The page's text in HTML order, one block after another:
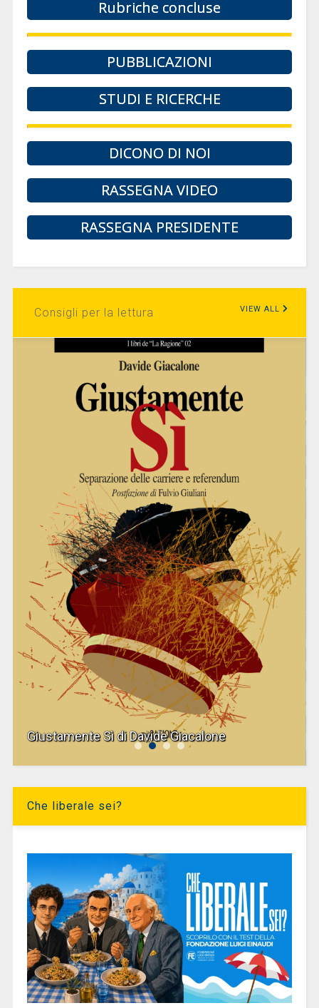
Rubriche concluse
PUBBLICAZIONI
STUDI E RICERCHE
DICONO DI NOI
RASSEGNA VIDEO
RASSEGNA PRESIDENTE
Consigli per la lettura VIEW ALL
Giustamente Sì di Davide Giacalone
Che liberale sei?